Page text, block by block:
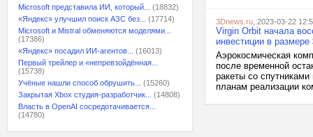
Microsoft представила ИИ, который...
(18832)
«Яндекс» улучшил поиск АЗС без...
(17714)
Microsoft и Mistral обменяются моделями...
(17386)
«Яндекс» посадил ИИ-агентов...
(16013)
Первый трейлер и «непревзойдённая...
(15738)
Учёные нашли способ обрушить...
(15260)
Закрытая Xbox студия-разработчик...
(14808)
Власть в OpenAI сосредотачивается...
(14780)
3Dnews.ru , 2023-03-22
Virgin Orbit начала
инвестиции в
Аэрокосмическая
после временной
ракеты со
планам реализации